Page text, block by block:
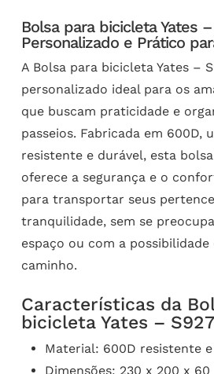
Bolsa para bicicleta Yates
Personalizado e Prático
A Bolsa para bicicleta Yates –
personalizado ideal para os
que buscam praticidade e
passeios. Fabricada em 600D,
resistente e durável, esta
oferece a segurança e o
para transportar seus
tranquilidade, sem se
espaço ou com a
caminho.
Características da
bicicleta Yates –
Material: 600D resistente
Dimensões: 230 x 200 x 60